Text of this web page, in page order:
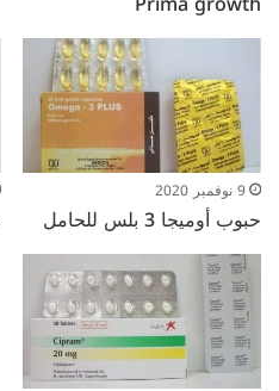
9 نوفمبر 2020
حبوب أوميجا 3 بلس للحامل